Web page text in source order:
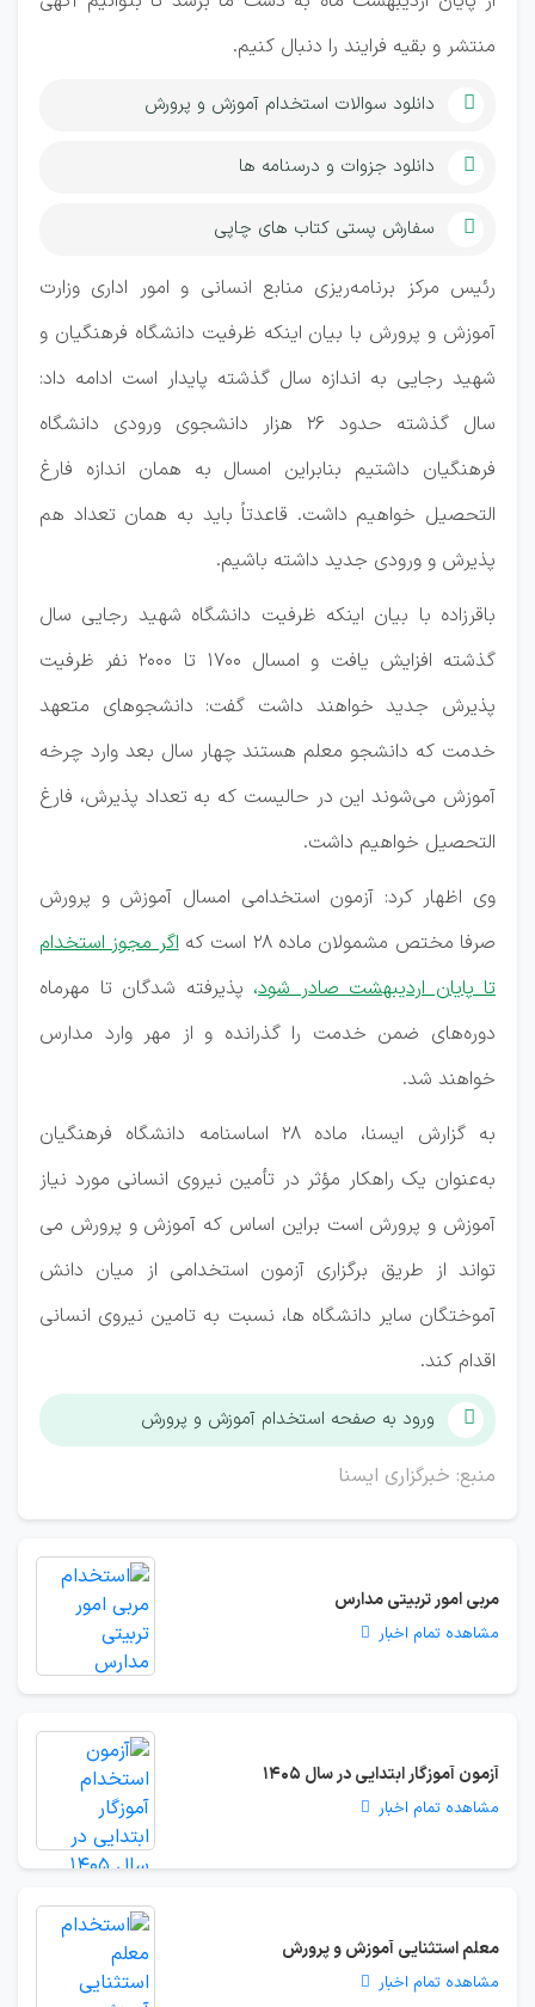
منتشر و بقیه فرایند را دنبال کنیم.
دانلود سوالات استخدام آموزش و پرورش
دانلود جزوات و درسنامه ها
سفارش پستی کتاب های چاپی
رئیس مرکز برنامه‌ریزی منابع انسانی و امور اداری وزارت
آموزش و پرورش با بیان اینکه ظرفیت دانشگاه فرهنگیان و
شهید رجایی به اندازه سال گذشته پایدار است ادامه داد:
سال گذشته حدود ۲۶ هزار دانشجوی ورودی دانشگاه
فرهنگیان داشتیم بنابراین امسال به همان اندازه فارغ
التحصیل خواهیم داشت. قاعدتاً باید به همان تعداد هم
پذیرش و ورودی جدید داشته باشیم.
باقرزاده با بیان اینکه ظرفیت دانشگاه شهید رجایی سال
گذشته افزایش یافت و امسال ۱۷۰۰ تا ۲۰۰۰ نفر ظرفیت
پذیرش جدید خواهند داشت گفت: دانشجوهای متعهد
خدمت که دانشجو معلم هستند چهار سال بعد وارد چرخه
آموزش می‌شوند این در حالیست که به تعداد پذیرش، فارغ
التحصیل خواهیم داشت.
وی اظهار کرد: آزمون استخدامی امسال آموزش و پرورش
صرفا مختص مشمولان ماده ۲۸ است که
اگر مجوز استخدام
تا پایان اردیبهشت صادر شود، پذیرفته شدگان تا مهرماه
دوره‌های ضمن خدمت را گذرانده و از مهر وارد مدارس
خواهند شد.
به گزارش ایسنا، ماده ۲۸ اساسنامه دانشگاه فرهنگیان
به‌عنوان یک راهکار مؤثر در تأمین نیروی انسانی مورد نیاز
آموزش و پرورش است براین اساس که آموزش و پرورش می
تواند از طریق برگزاری آزمون استخدامی از میان دانش
آموختگان سایر دانشگاه ها، نسبت به تامین نیروی انسانی
اقدام کند.
ورود به صفحه استخدام آموزش و پرورش
منبع: خبرگزاری ایسنا
مربی امور تربیتی مدارس
مشاهده تمام اخبار
آزمون آموزگار ابتدایی در سال 1405
مشاهده تمام اخبار
معلم استثنایی آموزش و پرورش
مشاهده تمام اخبار